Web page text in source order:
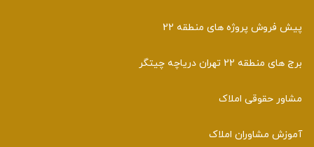
پیش فروش پروژه های منطقه 22
برج های منطقه 22 تهران دریاچه چیتگر
مشاور حقوقی املاک
آموزش مشاوران املاک